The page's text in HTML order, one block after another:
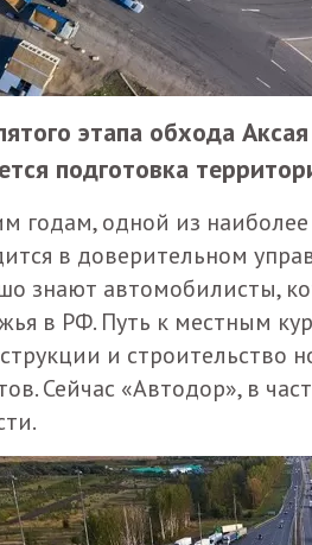
этапа обхода
подготовка
годам, одной из
в доверительном
знают автомобилисты,
в РФ. Путь к местным
и строительство
Сейчас «Автодор», в